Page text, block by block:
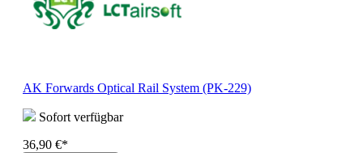
AK Forwards Optical Rail System (PK-229)
Sofort verfügbar
36,90 €*